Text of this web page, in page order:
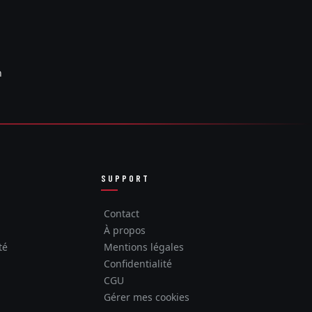
SUPPORT
Contact
À propos
Mentions légales
Confidentialité
CGU
Gérer mes cookies